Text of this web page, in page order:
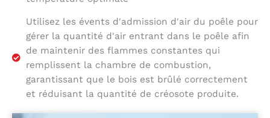
Utilisez les évents d'admission d'air du poêle pour
gérer la quantité d'air entrant dans le poêle afin
de maintenir des flammes constantes qui
remplissent la chambre de combustion,
garantissant que le bois est brûlé correctement
et réduisant la quantité de créosote produite.